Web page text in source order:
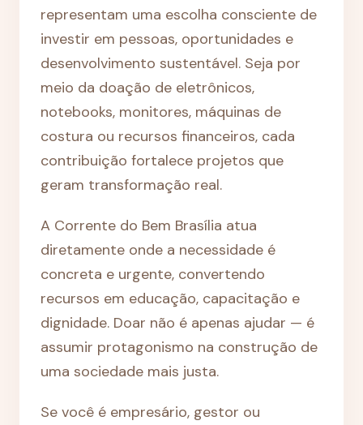
representam uma escolha consciente de
investir em pessoas, oportunidades e
desenvolvimento sustentável. Seja por
meio da doação de eletrônicos,
notebooks, monitores, máquinas de
costura ou recursos financeiros, cada
contribuição fortalece projetos que
geram transformação real.
A Corrente do Bem Brasília atua
diretamente onde a necessidade é
concreta e urgente, convertendo
recursos em educação, capacitação e
dignidade. Doar não é apenas ajudar — é
assumir protagonismo na construção de
uma sociedade mais justa.
Se você é empresário, gestor ou